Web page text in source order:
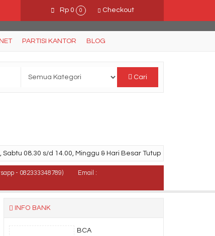
Rp 0 0 Checkout
PARTISI KANTOR BLOG
Cari
08.30 s/d 14.00, Minggu & Hari Besar Tutup
- 082333348789)
Email :
INFO BANK
BCA